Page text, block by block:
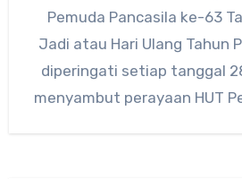
Pemuda Pancasila ke-63
Jadi atau Hari Ulang Tahun
diperingati setiap tanggal
menyambut perayaan HUT